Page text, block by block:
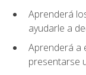
Aprenderá
ayudarle a
Aprenderá a
presentarse